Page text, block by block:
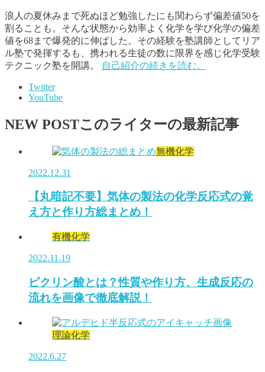
浪人の夏休みまで死ぬほど勉強したにも関わらず偏差値50を
割ることも。そんな状態から効率よく化学を学び化学の偏差
値を68まで爆発的に伸ばした。その経験を塾講師としてリア
ル塾で発揮するも、携われる生徒の数に限界を感じ化学受験
テクニック塾を開講。
自己紹介の続きを読む。
Twitter
YouTube
NEW POSTこのライターの最新記事
無機化学
2022.12.31
【丸暗記不要】気体の製法の化学反応式の覚
え方と作り方総まとめ！
有機化学
2022.11.19
ピクリン酸とは？性質や作り方、生成反応の
流れを画像で徹底解説！
理論化学
2022.6.27